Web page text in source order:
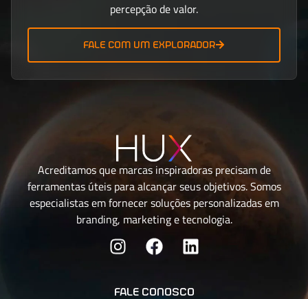
percepção de valor.
fale com um explorador
Acreditamos que marcas inspiradoras precisam de
ferramentas úteis para alcançar seus objetivos. Somos
especialistas em fornecer soluções personalizadas em
branding, marketing e tecnologia.
fale conosco